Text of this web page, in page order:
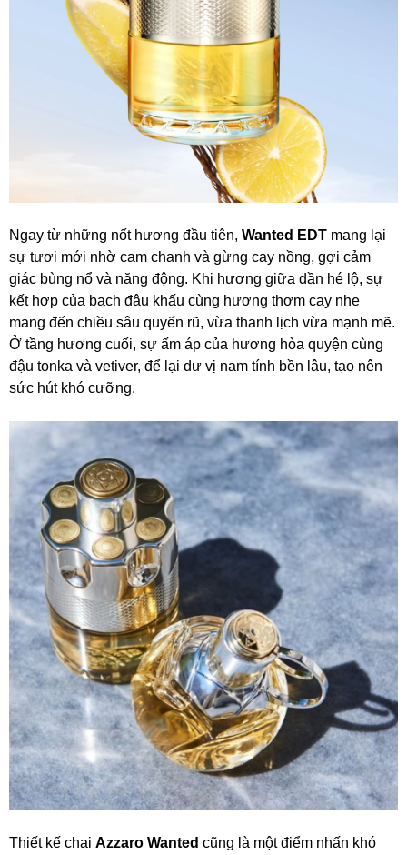
Ngay từ những nốt hương đầu tiên, Wanted EDT mang lại
sự tươi mới nhờ cam chanh và gừng cay nồng, gợi cảm
giác bùng nổ và năng động. Khi hương giữa dần hé lộ, sự
kết hợp của bạch đậu khấu cùng hương thơm cay nhẹ
mang đến chiều sâu quyến rũ, vừa thanh lịch vừa mạnh mẽ.
Ở tầng hương cuối, sự ấm áp của hương hòa quyện cùng
đậu tonka và vetiver, để lại dư vị nam tính bền lâu, tạo nên
sức hút khó cưỡng.
Thiết kế chai Azzaro Wanted cũng là một điểm nhấn khó